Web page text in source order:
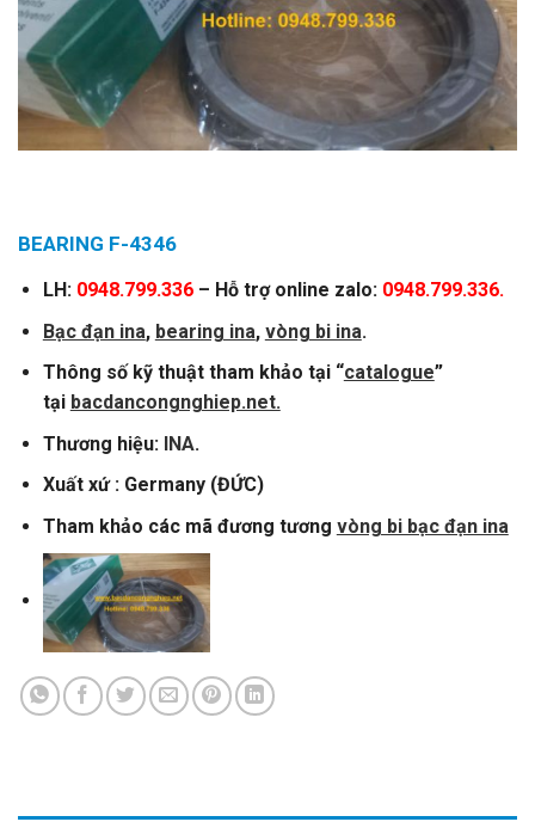
BEARING F-4346
LH: 0948.799.336– Hỗ trợ online zalo: 0948.799.336.
Bạc đạn ina, bearing ina, vòng bi ina.
Thông số kỹ thuật tham khảo tại “catalogue”
tại bacdancongnghiep.net.
Thương hiệu: INA.
Xuất xứ : Germany (ĐỨC)
Tham khảo các mã đương tương vòng bi bạc đạn ina